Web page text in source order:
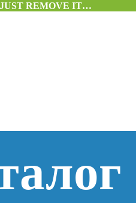
REMOVE IT…